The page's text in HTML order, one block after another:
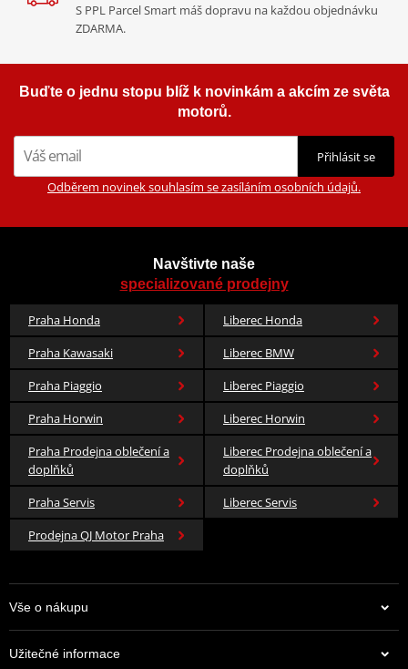
S PPL Parcel Smart máš dopravu na každou objednávku
ZDARMA.
Buďte o jednu stopu blíž k novinkám a akcím ze světa
motorů.
Přihlásit se
Odběrem novinek souhlasím se zasíláním osobních údajů.
Navštivte naše
specializované prodejny
Praha Honda
Liberec Honda
Praha Kawasaki
Liberec BMW
Praha Piaggio
Liberec Piaggio
Praha Horwin
Liberec Horwin
Praha Prodejna oblečení a
doplňků
Liberec Prodejna oblečení a
doplňků
Praha Servis
Liberec Servis
Prodejna QJ Motor Praha
Vše o nákupu
Užitečné informace